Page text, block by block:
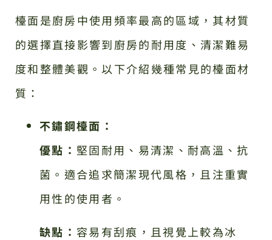
檯面是廚房中使用頻率最高的區域，其材質
的選擇直接影響到廚房的耐用度、清潔難易
度和整體美觀。以下介紹幾種常見的檯面材
質：
不鏽鋼檯面：
優點： 堅固耐用、易清潔、耐高溫、抗
菌。適合追求簡潔現代風格，且注重實
用性的使用者。
缺點： 容易有刮痕，且視覺上較為冰